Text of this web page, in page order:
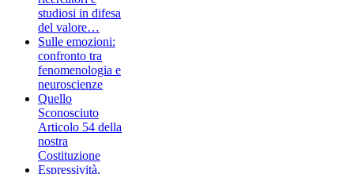
studiosi in difesa
del valore…
Sulle emozioni:
confronto tra
fenomenologia e
neuroscienze
Quello
Sconosciuto
Articolo 54 della
nostra
Costituzione
Espressività,